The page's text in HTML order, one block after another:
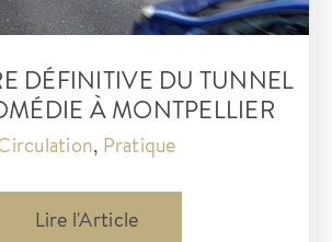
TAM
CENTRE-
VILLE
DÉFINITIVE DU TUNNEL
À MONTPELLIER
, Pratique
Fermeture
Lire l'Article